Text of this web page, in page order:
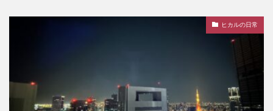
ヒカルの日常